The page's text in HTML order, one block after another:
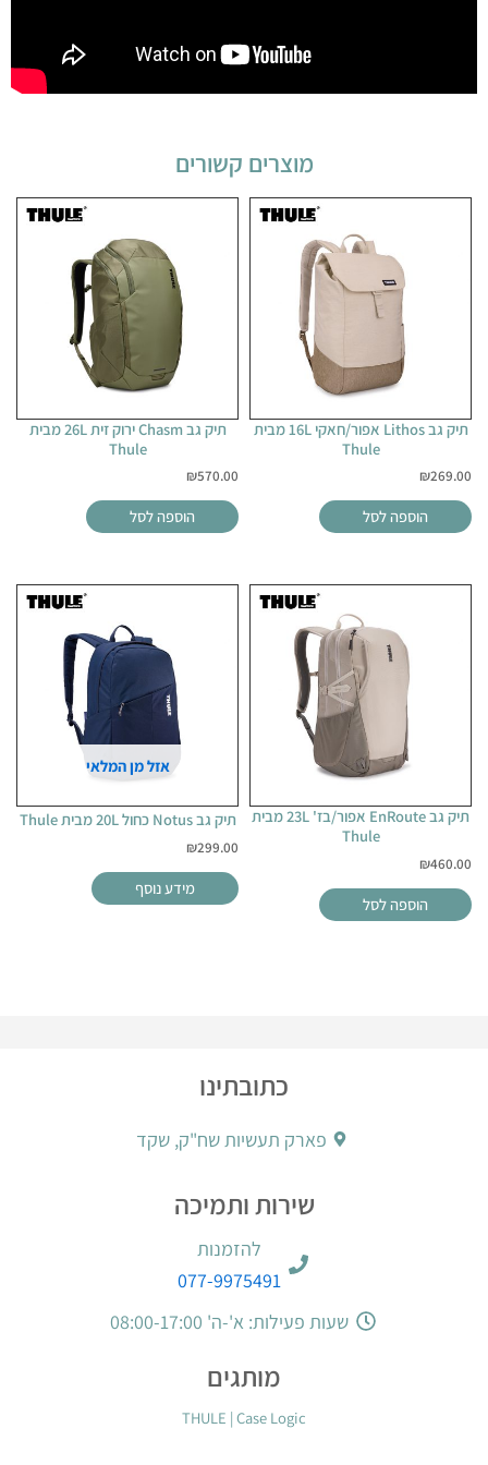
מוצרים קשורים
תיק גב Lithos אפור/חאקי 16L מבית
Thule
₪269.00
הוספה לסל
תיק גב Chasm ירוק זית 26L מבית
Thule
₪570.00
הוספה לסל
תיק גב EnRoute אפור/בז' 23L מבית
Thule
₪460.00
הוספה לסל
אזל מן המלאי
תיק גב Notus כחול 20L מבית Thule
₪299.00
מידע נוסף
כתובתינו
פארק תעשיות שח"ק, שקד
שירות ותמיכה
להזמנות
077-9975491
שעות פעילות: א'-ה' 08:00-17:00
מותגים
THULE | Case Logic